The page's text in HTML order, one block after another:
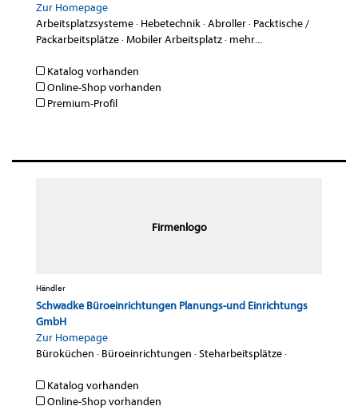
Zur Homepage
Arbeitsplatzsysteme· Hebetechnik·Abroller· Packtische /
Packarbeitsplätze·Mobiler Arbeitsplatz· mehr...
Katalog vorhanden
Online-Shop vorhanden
Premium-Profil
Firmenlogo
Händler
Schwadke Büroeinrichtungen Planungs-und Einrichtungs
GmbH
Zur Homepage
Büroküchen · Büroeinrichtungen ·Steharbeitsplätze·
Katalog vorhanden
Online-Shop vorhanden